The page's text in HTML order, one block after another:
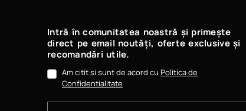
Intră în comunitatea noastră și primește
direct pe email noutăți, oferte exclusive și
recomandări utile.
Am citit si sunt de acord cu Politica de
Confidentialitate